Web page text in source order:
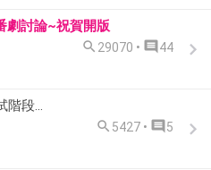
劇討論~祝賀開版
 29070 •  44
階段...
 5427 •  5